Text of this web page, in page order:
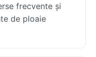
frecvente și
de ploaie